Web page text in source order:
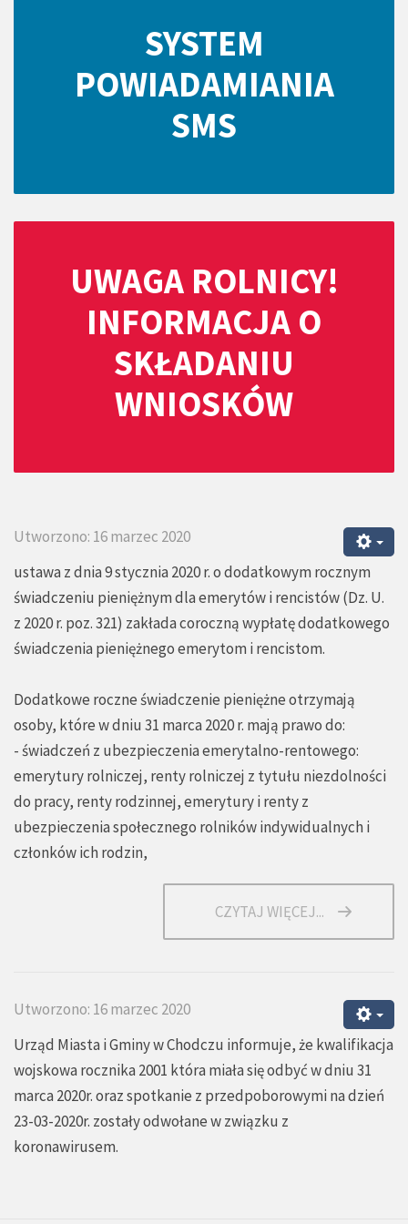
SYSTEM
POWIADAMIANIA
SMS
UWAGA ROLNICY!
INFORMACJA O
SKŁADANIU
WNIOSKÓW
Utworzono: 16 marzec 2020
ustawa z dnia 9 stycznia 2020 r. o dodatkowym rocznym
świadczeniu pieniężnym dla emerytów i rencistów (Dz. U.
z 2020 r. poz. 321) zakłada coroczną wypłatę dodatkowego
świadczenia pieniężnego emerytom i rencistom.
Dodatkowe roczne świadczenie pieniężne otrzymają
osoby, które w dniu 31 marca 2020 r. mają prawo do:
- świadczeń z ubezpieczenia emerytalno-rentowego:
emerytury rolniczej, renty rolniczej z tytułu niezdolności
do pracy, renty rodzinnej, emerytury i renty z
ubezpieczenia społecznego rolników indywidualnych i
członków ich rodzin,
CZYTAJ WIĘCEJ...
Utworzono: 16 marzec 2020
Urząd Miasta i Gminy w Chodczu informuje, że kwalifikacja
wojskowa rocznika 2001 która miała się odbyć w dniu 31
marca 2020r. oraz spotkanie z przedpoborowymi na dzień
23-03-2020r. zostały odwołane w związku z
koronawirusem.